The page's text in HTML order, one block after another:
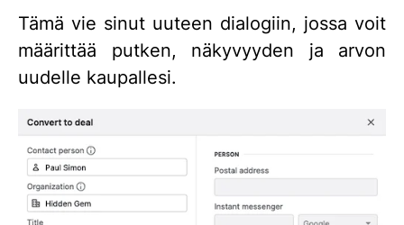
Tämä vie sinut uuteen dialogiin, jossa voit
määrittää putken, näkyvyyden ja arvon
uudelle kaupallesi.